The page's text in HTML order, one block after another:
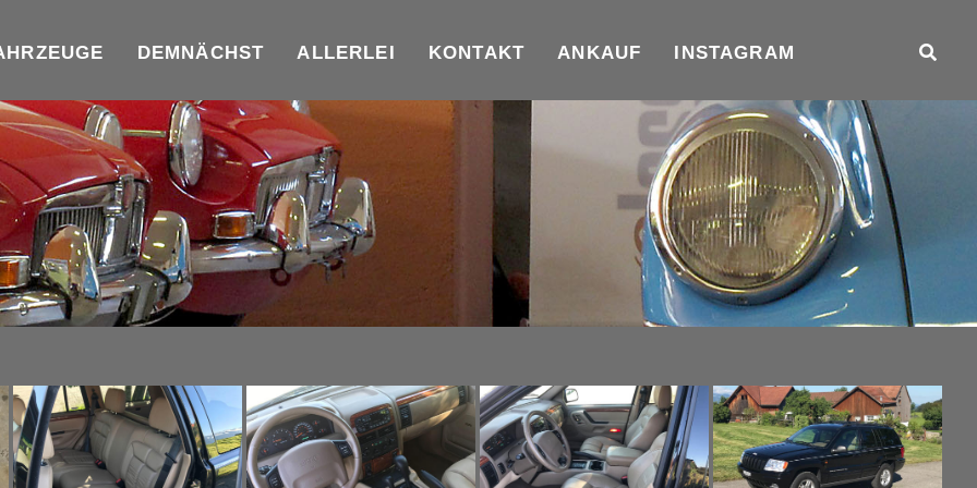
DEMNÄCHST ALLERLEI KONTAKT ANKAUF INSTAGRAM